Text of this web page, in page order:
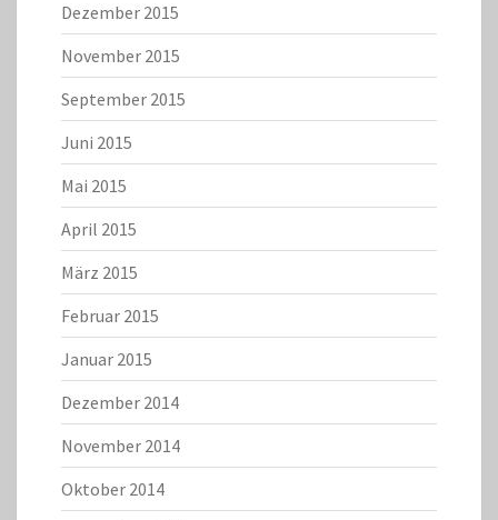
Dezember 2015
November 2015
September 2015
Juni 2015
Mai 2015
April 2015
März 2015
Februar 2015
Januar 2015
Dezember 2014
November 2014
Oktober 2014